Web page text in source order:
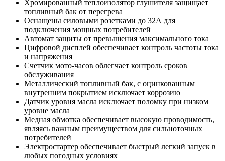
Хромированный теплоизолятор глушителя защищает
топливный бак от перегрева
Оснащены силовыми розетками до 32А для
подключения мощных потребителей
Автомат защиты от превышения максимального тока
Цифровой дисплей обеспечивает контроль частоты тока
и напряжения
Счетчик мото-часов облегчает контроль сроков
обслуживания
Металлический топливный бак, с оцинкованным
внутренним покрытием исключает коррозию
Датчик уровня масла исключает поломку при низком
уровне масла
Медная обмотка обеспечивает высокую проводимость,
являясь важным преимуществом для сильноточных
потребителей
Электростартер обеспечивает быстрый легкий запуск в
любых погодных условиях